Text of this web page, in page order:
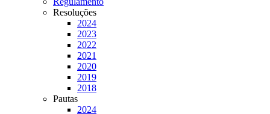
Resoluções
2024
2023
2022
2021
2020
2019
2018
Pautas
2024